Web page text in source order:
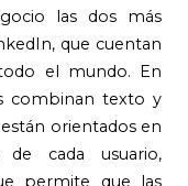
las dos más
que cuentan
el mundo. En
combinan texto y
orientados en
cada usuario,
permite que las